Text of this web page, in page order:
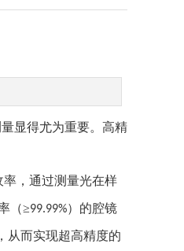
显得尤为重要。高精
，通过测量光在样
（≥99.99%）的腔镜
从而实现超高精度的